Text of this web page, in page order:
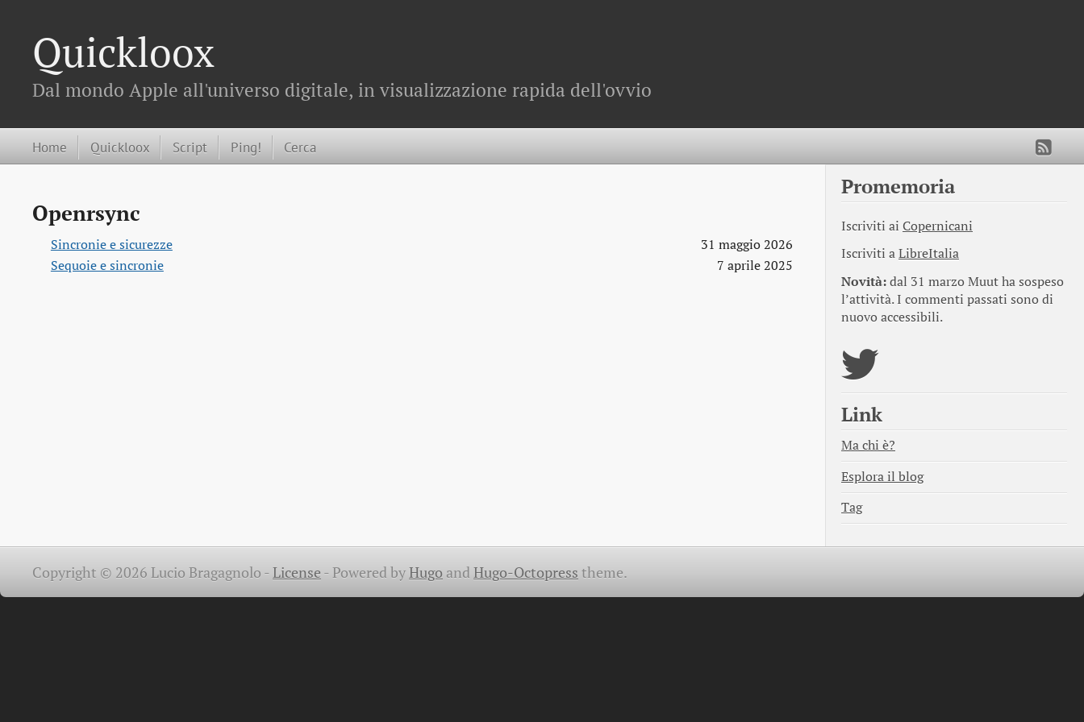
Quickloox
Dal mondo Apple all'universo digitale, in visualizzazione rapida dell'ovvio
Home Quickloox Script Ping! Cerca
Openrsync
Sincronie e sicurezze
31 maggio 2026
Sequoie e sincronie
7 aprile 2025
Promemoria
Iscriviti ai Copernicani
Iscriviti aLibreItalia
Novità:dal 31 marzo Muut ha sospeso
l’attività. I commenti passati sono di
nuovo accessibili.
Link
Ma chi è?
Esplora il blog
Tag
Copyright © 2026 Lucio Bragagnolo -License -Powered byHugoandHugo-Octopress theme.